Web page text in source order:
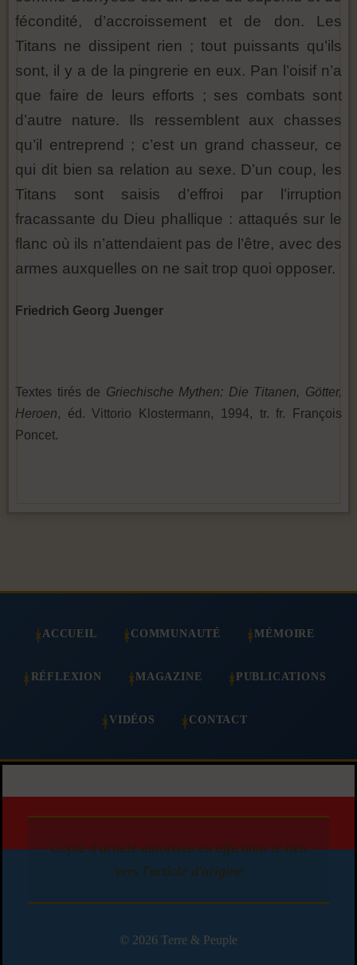
fécondité, d’accroissement et de don. Les
Titans ne dissipent rien ; tout puissants qu’ils
sont, il y a de la pingrerie en eux. Pan l’oisif n’a
que faire de leurs efforts ; ses combats sont
d’autre nature. Ils ressemblent aux chasses
qu’il entreprend ; c’est un grand chasseur, ce
qui dit bien sa relation au sexe. D’un coup, les
Titans sont saisis d’effroi par l’irruption
fracassante du Dieu phallique : attaqués sur le
flanc où ils n’attendaient pas de l’être, avec des
armes auxquelles on ne sait trop quoi opposer.
Friedrich Georg Juenger
Textes tirés de Griechische Mythen: Die Titanen, Götter,
Heroen, éd. Vittorio Klostermann, 1994, tr. fr. François
Poncet.
ACCUEIL COMMUNAUTÉ MÉMOIRE
RÉFLEXION MAGAZINE PUBLICATIONS
VIDÉOS CONTACT
Copie d'article autorisée en affichant le lien
vers l'article d'origine
© 2026 Terre & Peuple